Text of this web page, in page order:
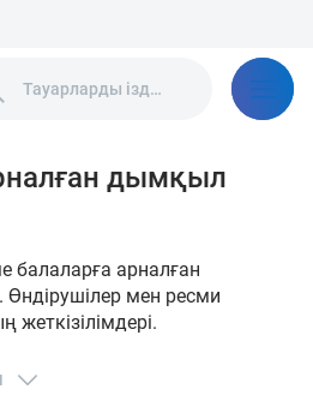
дымқыл
балаларға арналған
мен ресми